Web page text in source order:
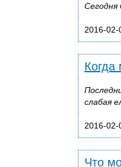
Сегодня
2016-02-
Когда
слабая
2016-02-
Что